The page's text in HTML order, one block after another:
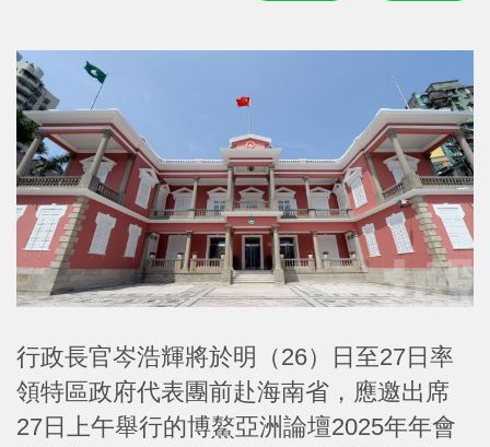
行政長官岑浩輝將於明（26）日至27日率
領特區政府代表團前赴海南省，應邀出席
27日上午舉行的博鰲亞洲論壇2025年年會